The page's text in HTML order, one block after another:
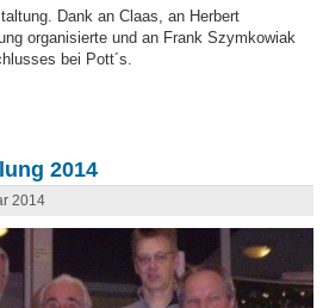
Dank an Claas, an Herbert
organisierte und an Frank Szymkowiak
bei Pott´s.
2014
2014